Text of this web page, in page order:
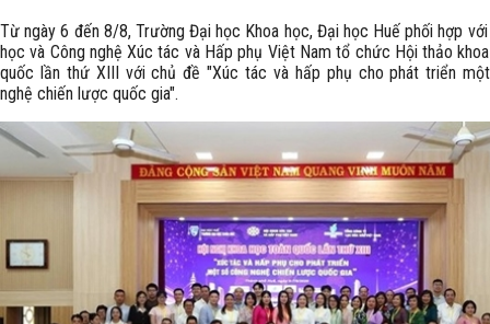
Từ ngày 6 đến 8/8, Trường Đại học Khoa học, Đại học Huế phối hợp
học và Công nghệ Xúc tác và Hấp phụ Việt Nam tổ chức Hội thảo
quốc lần thứ XIII với chủ đề "Xúc tác và hấp phụ cho phát triển
nghệ chiến lược quốc gia".